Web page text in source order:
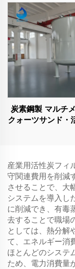
炭素鋼製 マルチ
クォーツサンド・
産業用活性炭フィ
守関連費用を削減
させることで、大
システムを導入し
に削減でき、有毒
去することで職場
としては、熱分解
て、エネルギー消
ほとんどのシステ
ため、電力消費量